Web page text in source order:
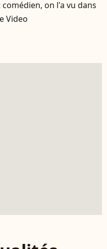
on l'a vu dans
Video